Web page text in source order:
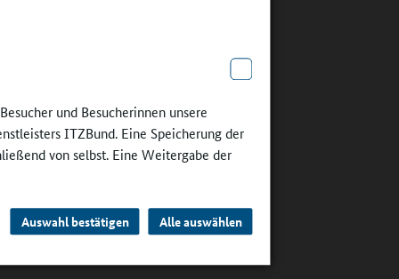
und Besucherinnen unsere
ITZBund. Eine Speicherung der
von selbst. Eine Weitergabe der
Auswahl bestätigen Alle auswählen
sind.
und
wie